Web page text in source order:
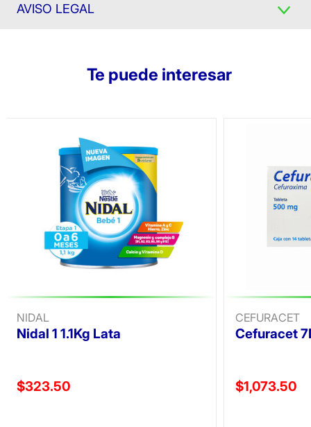
AVISO LEGAL
Te puede interesar
NIDAL
Nidal 1 1.1Kg Lata
Precio reducido de
$323.50
CEFURACET
Cefuracet
Precio
$1,073.50